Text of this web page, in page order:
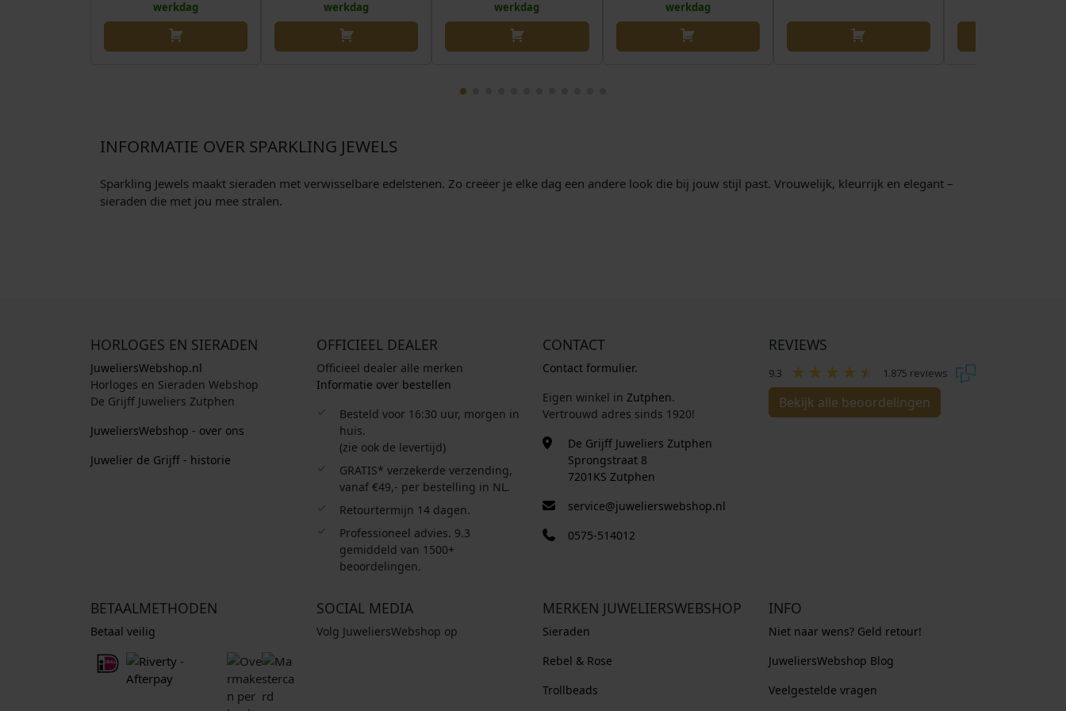
werkdag
werkdag
werkdag
werkdag
INFORMATIE OVER SPARKLING JEWELS
Sparkling Jewels maakt sieraden met verwisselbare edelstenen. Zo creëer je elke dag een andere look die bij jouw stijl past. Vrouwelijk, kleurrijk en elegant –
sieraden die met jou mee stralen.
HORLOGES EN SIERADEN
JuweliersWebshop.nl
Horloges en Sieraden Webshop
De Grijff Juweliers Zutphen
JuweliersWebshop - over ons
Juwelier de Grijff - historie
OFFICIEEL DEALER
Officieel dealer alle merken
Informatie over bestellen
Besteld voor 16:30 uur, morgen in
huis.
(zie ook de levertijd)
GRATIS* verzekerde verzending,
vanaf €49,- per bestelling in NL.
Retourtermijn 14 dagen.
Professioneel advies. 9.3
gemiddeld van 1500+
beoordelingen.
CONTACT
Contact formulier.
Eigen winkel in Zutphen.
Vertrouwd adres sinds 1920!
De Grijff Juweliers Zutphen
Sprongstraat 8
7201KS Zutphen
service@juwelierswebshop.nl
0575-514012
REVIEWS
9.3 1.875 reviews
Bekijk alle beoordelingen
BETAALMETHODEN
Betaal veilig
SOCIAL MEDIA
Volg JuweliersWebshop op
MERKEN JUWELIERSWEBSHOP
Sieraden
Rebel & Rose
Trollbeads
INFO
Niet naar wens? Geld retour!
JuweliersWebshop Blog
Veelgestelde vragen